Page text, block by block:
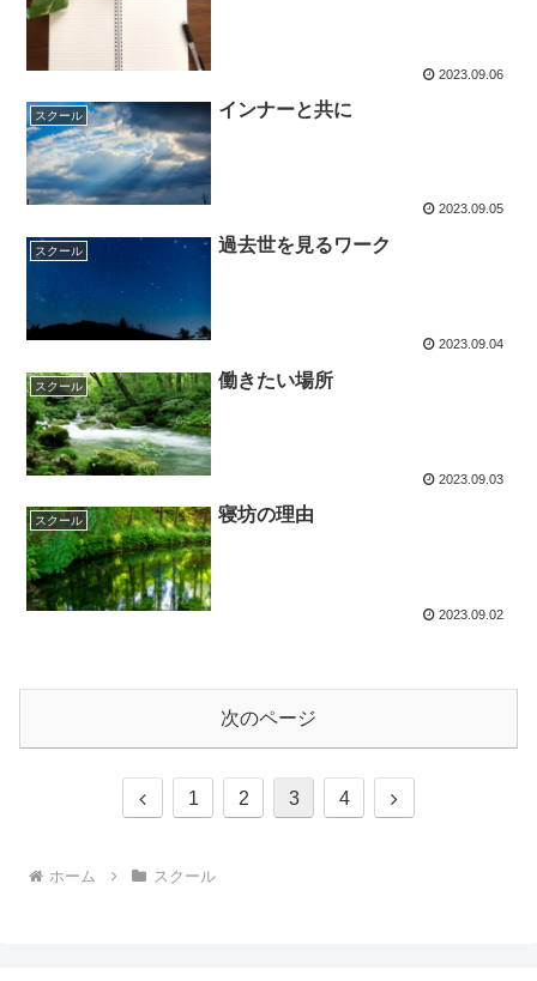
2023.09.06
スクール インナーと共に
2023.09.05
スクール 過去世を見るワーク
2023.09.04
スクール 働きたい場所
2023.09.03
スクール 寝坊の理由
2023.09.02
次のページ
前
1 2 3 4
次
ホーム スクール